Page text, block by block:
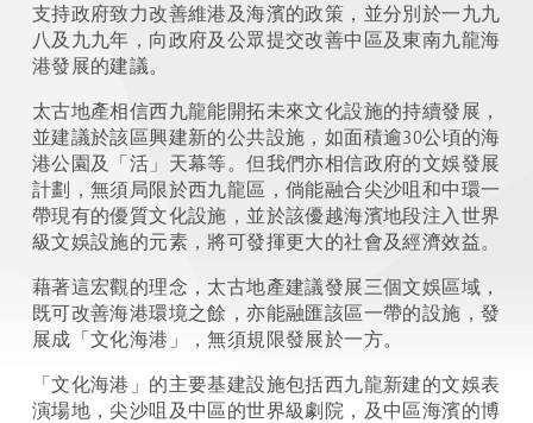
支持政府致力改善維港及海濱的政策，並分別於一九九
八及九九年，向政府及公眾提交改善中區及東南九龍海
港發展的建議。
太古地產相信西九龍能開拓未來文化設施的持續發展，
並建議於該區興建新的公共設施，如面積逾30公頃的海
港公園及「活」天幕等。但我們亦相信政府的文娛發展
計劃，無須局限於西九龍區，倘能融合尖沙咀和中環一
帶現有的優質文化設施，並於該優越海濱地段注入世界
級文娛設施的元素，將可發揮更大的社會及經濟效益。
藉著這宏觀的理念，太古地產建議發展三個文娛區域，
既可改善海港環境之餘，亦能融匯該區一帶的設施，發
展成「文化海港」，無須規限發展於一方。
「文化海港」的主要基建設施包括西九龍新建的文娛表
演場地，尖沙咀及中區的世界級劇院，及中區海濱的博